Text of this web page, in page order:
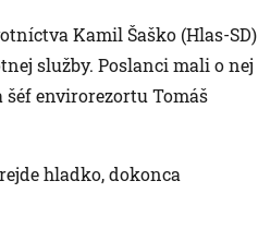
Kamil Šaško (Hlas-SD)
služby. Poslanci mali o nej
šéf envirorezortu Tomáš
hladko, dokonca